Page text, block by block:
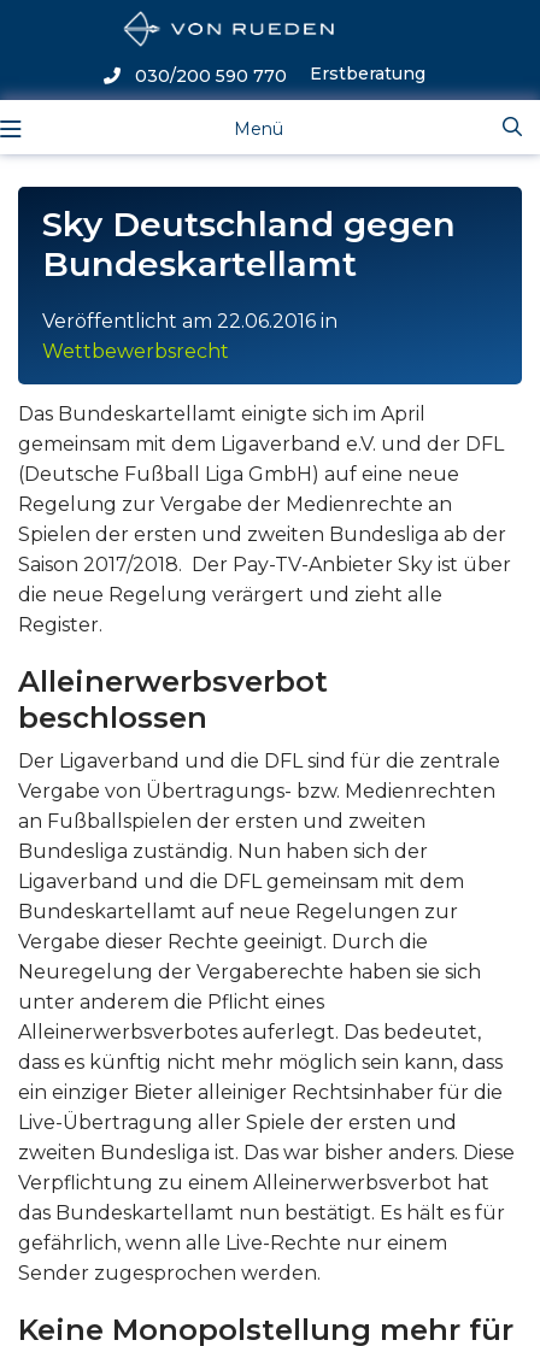
Menü
030/200 590 770 Erstberatung
Sky Deutschland gegen
Bundeskartellamt
Veröffentlicht am 22.06.2016 in
Wettbewerbsrecht
Das Bundeskartellamt einigte sich im April
gemeinsam mit dem Ligaverband e.V. und der DFL
(Deutsche Fußball Liga GmbH) auf eine neue
Regelung zur Vergabe der Medienrechte an
Spielen der ersten und zweiten Bundesliga ab der
Saison 2017/2018. Der Pay-TV-Anbieter Sky ist über
die neue Regelung verärgert und zieht alle
Register.
Alleinerwerbsverbot
beschlossen
Der Ligaverband und die DFL sind für die zentrale
Vergabe von Übertragungs- bzw. Medienrechten
an Fußballspielen der ersten und zweiten
Bundesliga zuständig. Nun haben sich der
Ligaverband und die DFL gemeinsam mit dem
Bundeskartellamt auf neue Regelungen zur
Vergabe dieser Rechte geeinigt. Durch die
Neuregelung der Vergaberechte haben sie sich
unter anderem die Pflicht eines
Alleinerwerbsverbotes auferlegt. Das bedeutet,
dass es künftig nicht mehr möglich sein kann, dass
ein einziger Bieter alleiniger Rechtsinhaber für die
Live-Übertragung aller Spiele der ersten und
zweiten Bundesliga ist. Das war bisher anders. Diese
Verpflichtung zu einem Alleinerwerbsverbot hat
das Bundeskartellamt nun bestätigt. Es hält es für
gefährlich, wenn alle Live-Rechte nur einem
Sender zugesprochen werden.
Keine Monopolstellung mehr für